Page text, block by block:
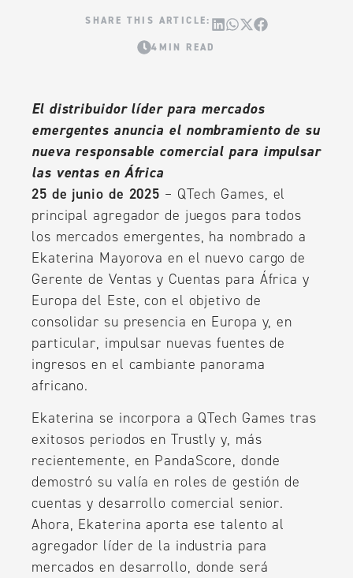
4MIN READ
El distribuidor líder para mercados
emergentes anuncia el nombramiento de su
nueva responsable comercial para impulsar
las ventas en África
25 de junio de 2025 – QTech Games, el
principal agregador de juegos para todos
los mercados emergentes, ha nombrado a
Ekaterina Mayorova en el nuevo cargo de
Gerente de Ventas y Cuentas para África y
Europa del Este, con el objetivo de
consolidar su presencia en Europa y, en
particular, impulsar nuevas fuentes de
ingresos en el cambiante panorama
africano.
Ekaterina se incorpora a QTech Games tras
exitosos periodos en Trustly y, más
recientemente, en PandaScore, donde
demostró su valía en roles de gestión de
cuentas y desarrollo comercial senior.
Ahora, Ekaterina aporta ese talento al
agregador líder de la industria para
mercados en desarrollo, donde será